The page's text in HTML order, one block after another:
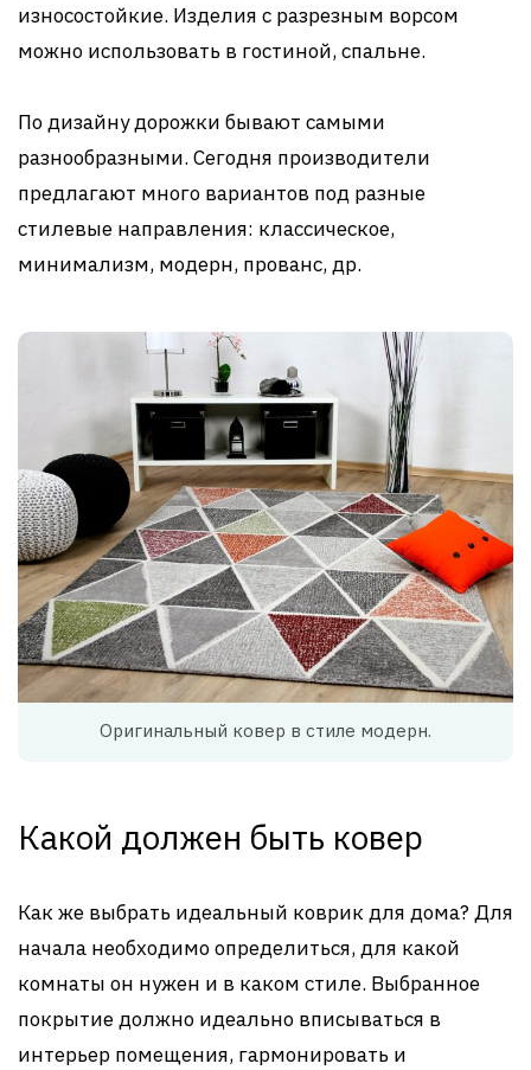
износостойкие. Изделия с разрезным ворсом
можно использовать в гостиной, спальне.
По дизайну дорожки бывают самыми
разнообразными. Сегодня производители
предлагают много вариантов под разные
стилевые направления: классическое,
минимализм, модерн, прованс, др.
Оригинальный ковер в стиле модерн.
Какой должен быть ковер
Как же выбрать идеальный коврик для дома? Для
начала необходимо определиться, для какой
комнаты он нужен и в каком стиле. Выбранное
покрытие должно идеально вписываться в
интерьер помещения, гармонировать и